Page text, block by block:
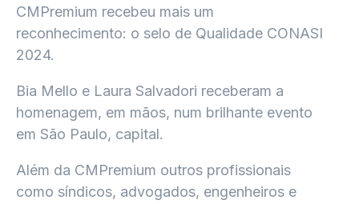
CMPremium recebeu mais um
reconhecimento: o selo de Qualidade CONASI
2024.
Bia Mello e Laura Salvadori receberam a
homenagem, em mãos, num brilhante evento
em São Paulo, capital.
Além da CMPremium outros profissionais
como síndicos, advogados, engenheiros e